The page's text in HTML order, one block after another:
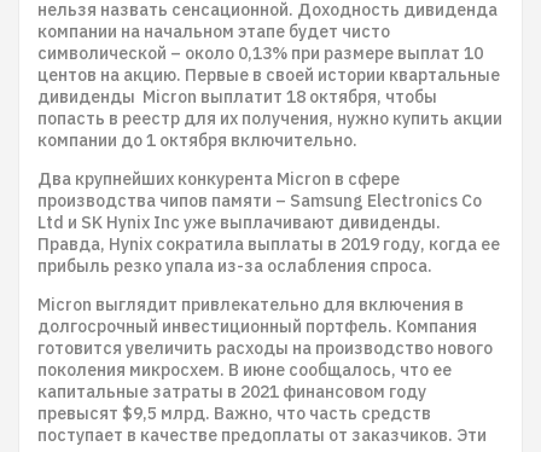
нельзя назвать сенсационной. Доходность дивиденда
компании на начальном этапе будет чисто
символической – около 0,13% при размере выплат 10
центов на акцию. Первые в своей истории квартальные
дивиденды Micron выплатит 18 октября, чтобы
попасть в реестр для их получения, нужно купить акции
компании до 1 октября включительно.
Два крупнейших конкурента Micron в сфере
производства чипов памяти – Samsung Electronics Co
Ltd и SK Hynix Inc уже выплачивают дивиденды.
Правда, Hynix сократила выплаты в 2019 году, когда ее
прибыль резко упала из-за ослабления спроса.
Micron выглядит привлекательно для включения в
долгосрочный инвестиционный портфель. Компания
готовится увеличить расходы на производство нового
поколения микросхем. В июне сообщалось, что ее
капитальные затраты в 2021 финансовом году
превысят $9,5 млрд. Важно, что часть средств
поступает в качестве предоплаты от заказчиков. Эти